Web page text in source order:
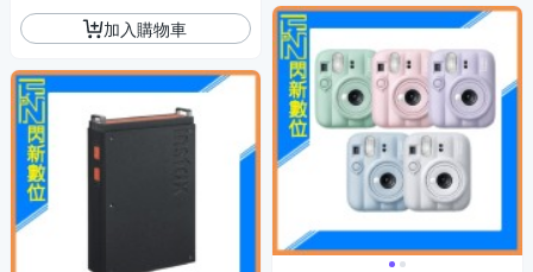
加入購物車